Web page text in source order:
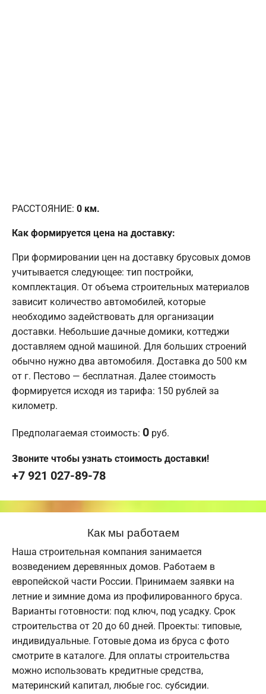
РАССТОЯНИЕ: 0 км.
Как формируется цена на доставку:
При формировании цен на доставку брусовых домов
учитывается следующее: тип постройки,
комплектация. От объема строительных материалов
зависит количество автомобилей, которые
необходимо задействовать для организации
доставки. Небольшие дачные домики, коттеджи
доставляем одной машиной. Для больших строений
обычно нужно два автомобиля. Доставка до 500 км
от г. Пестово — бесплатная. Далее стоимость
формируется исходя из тарифа: 150 рублей за
километр.
Предполагаемая стоимость: 0 руб.
Звоните чтобы узнать стоимость доставки!
+7 921 027-89-78
Как мы работаем
Наша строительная компания занимается
возведением деревянных домов. Работаем в
европейской части России. Принимаем заявки на
летние и зимние дома из профилированного бруса.
Варианты готовности: под ключ, под усадку. Срок
строительства от 20 до 60 дней. Проекты: типовые,
индивидуальные. Готовые дома из бруса с фото
смотрите в каталоге. Для оплаты строительства
можно использовать кредитные средства,
материнский капитал, любые гос. субсидии.